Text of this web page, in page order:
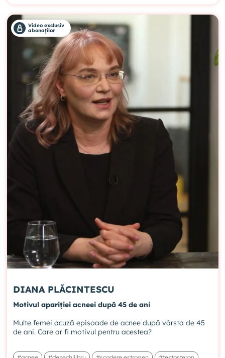
Video exclusiv
abonaților
DIANA PLĂCINTESCU
Motivul apariției acneei după 45 de ani
Multe femei acuză episoade de acnee după vârsta de 45
de ani. Care ar fi motivul pentru acestea?